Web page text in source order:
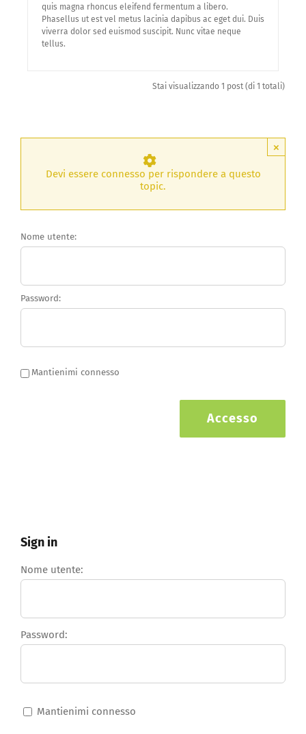
quis magna rhoncus eleifend fermentum a libero.
Phasellus ut est vel metus lacinia dapibus ac eget dui. Duis
viverra dolor sed euismod suscipit. Nunc vitae neque
tellus.
Stai visualizzando 1 post (di 1 totali)
×
Devi essere connesso per rispondere a questo
topic.
Nome utente:
Password:
Mantienimi connesso
Accesso
Sign in
Nome utente:
Password:
Mantienimi connesso